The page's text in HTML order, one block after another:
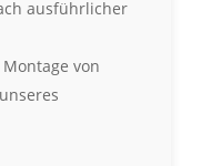
ausführlicher
von